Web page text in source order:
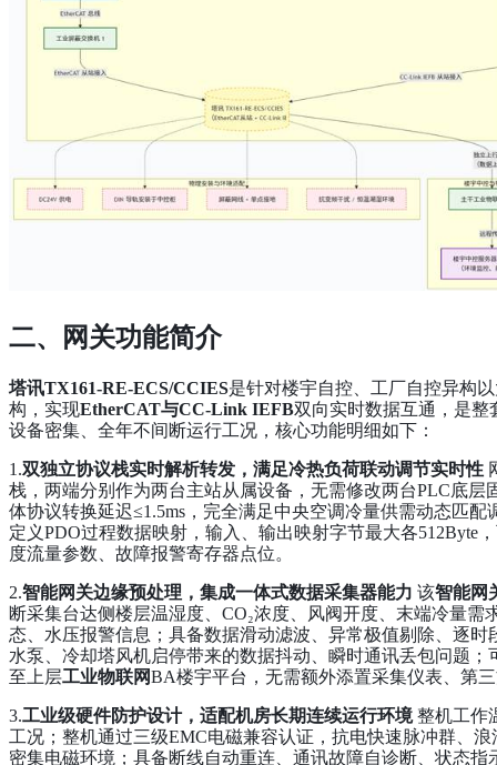
二、网关功能简介
塔讯TX161-RE-ECS/CCIES是针对楼宇自控、工厂自控异构
构，实现EtherCAT与CC-Link IEFB双向实时数据互通，是整
设备密集、全年不间断运行工况，核心功能明细如下：
1.双独立协议栈实时解析转发，满足冷热负荷联动调节实时性
栈，两端分别作为两台主站从属设备，无需修改两台PLC底
体协议转换延迟≤1.5ms，完全满足中央空调冷量供需动态匹
定义PDO过程数据映射，输入、输出映射字节最大各512Byte
度流量参数、故障报警寄存器点位。
2.智能网关边缘预处理，集成一体式数据采集器能力 该智能网
断采集台达侧楼层温湿度、CO₂浓度、风阀开度、末端冷量
态、水压报警信息；具备数据滑动滤波、异常极值剔除、逐
水泵、冷却塔风机启停带来的数据抖动、瞬时通讯丢包问题
至上层工业物联网BA楼宇平台，无需额外添置采集仪表、第
3.工业级硬件防护设计，适配机房长期连续运行环境整机工作
工况；整机通过三级EMC电磁兼容认证，抗电快速脉冲群、
密集电磁环境；具备断线自动重连、通讯故障自诊断、状态